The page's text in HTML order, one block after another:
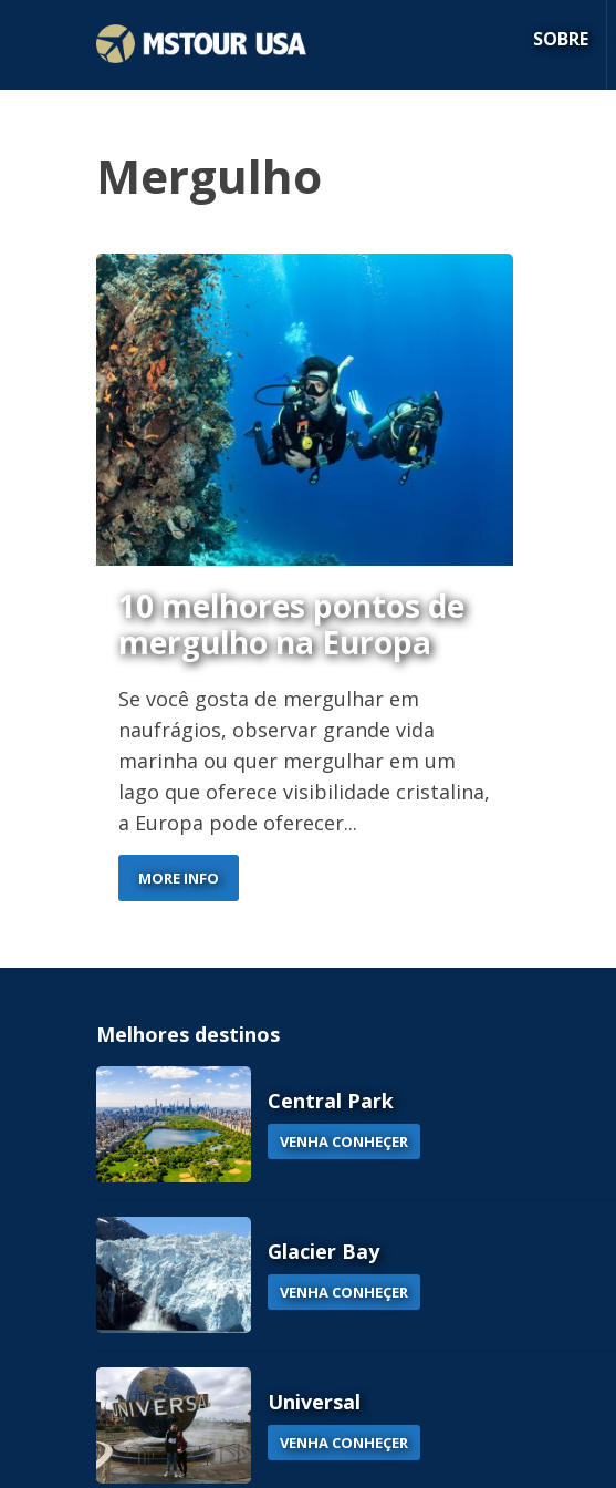
SOBRE
Mergulho
10 melhores pontos de
mergulho na Europa
Se você gosta de mergulhar em
naufrágios, observar grande vida
marinha ou quer mergulhar em um
lago que oferece visibilidade cristalina,
a Europa pode oferecer...
MORE INFO
Melhores destinos
Central Park
VENHA CONHEÇER
Glacier Bay
VENHA CONHEÇER
Universal
VENHA CONHEÇER